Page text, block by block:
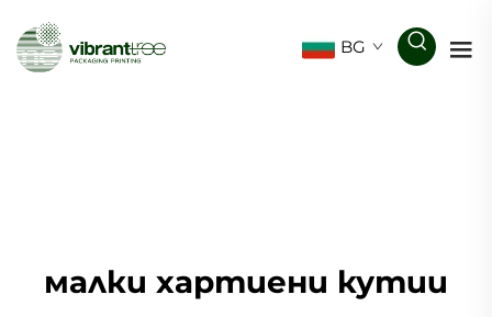
BG
малки хартиени кутии